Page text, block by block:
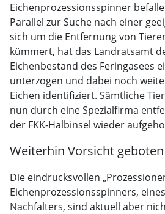
Eichenprozessionsspinner
Parallel zur Suche nach einer
sich um die Entfernung von
kümmert, hat das Landratsamt
Eichenbestand des Feringasees
unterzogen und dabei noch
Eichen identifiziert. Sämtliche
nun durch eine Spezialfirma
der FKK-Halbinsel wieder
Weiterhin Vorsicht geboten
Die eindrucksvollen
Eichenprozessionsspinners,
Nachfalters, sind aktuell aber